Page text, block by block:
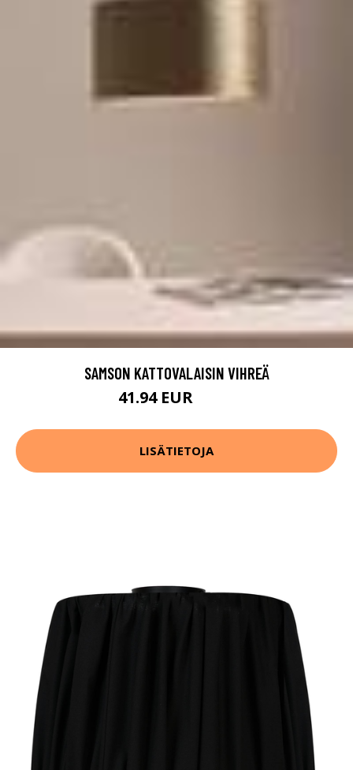
SAMSON KATTOVALAISIN VIHREÄ
41.94 EUR
LISÄTIETOJA